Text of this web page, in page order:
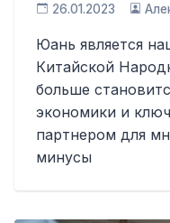
26.01.2023
Юань является
Китайской
больше
экономики и
партнером для
минусы